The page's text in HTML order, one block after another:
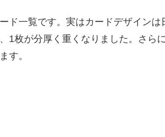
ド一覧です。実はカードデザイン
1枚が分厚く重くなりました。さら
す。